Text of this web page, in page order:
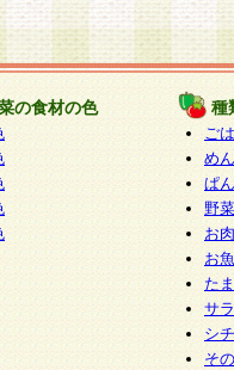
の食材の色 種
ご
めん
ぱん
野
お
お
た
サ
シ
そ